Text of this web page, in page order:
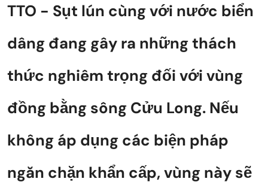
TTO - Sụt lún cùng với nước biển
dâng đang gây ra những thách
thức nghiêm trọng đối với vùng
đồng bằng sông Cửu Long. Nếu
không áp dụng các biện pháp
ngăn chặn khẩn cấp, vùng này sẽ